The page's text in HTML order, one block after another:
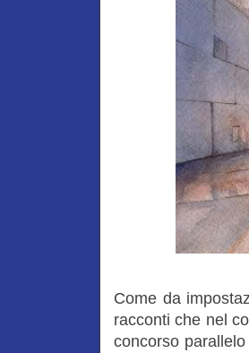
Come da
racconti che nel
concorso